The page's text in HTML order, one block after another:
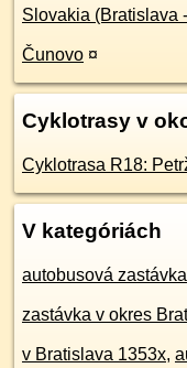
Slovakia (Bratislava
Čunovo ¤
Cyklotrasy v
Cyklotrasa R18:
V kategóriách
autobusová
zastávka v okres
v Bratislava 1353x,